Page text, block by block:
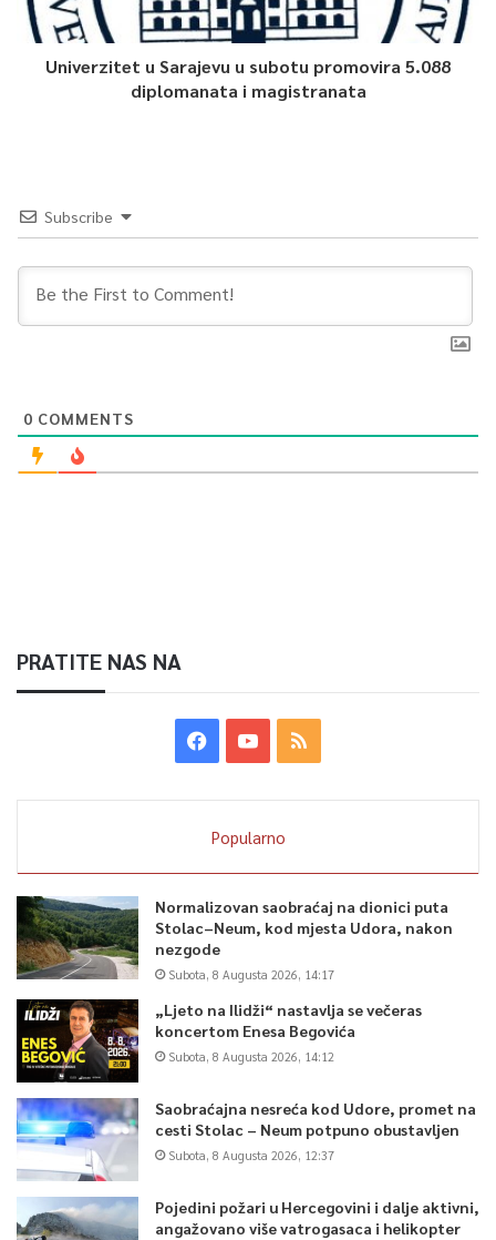
pozitivnih, njih 28 je iz medicinskog sektora, deset iz
nemedicinskog, što je 11 posto iz redova medicinskih kadrova,
pa je predstavljalo veliki udar na ekipe hitne pomoći KS –
obrazložio je Zalihić.
Od 38 PCR pozitivnih, hospitaliziranih je bilo njih osam, dodao
je.
Zavod za hitnu medicinsku pomoć je pružio zdravstvenu
zaštitu za oko 80 hiljada pacijenata od početka pandemije u
Kantonu Sarajevo, kazao je također direktor te ustanove na
0
Univerzitet u Sarajevu u subotu promovira 5.088
diplomanata i magistranata
Subscribe
0 COMMENTS
PRATITE NAS NA
Popularno
Normalizovan saobraćaj na dionici puta
Stolac–Neum, kod mjesta Udora, nakon
nezgode
Subota, 8 Augusta 2026, 14:17
„Ljeto na Ilidži“ nastavlja se večeras
koncertom Enesa Begovića
Subota, 8 Augusta 2026, 14:12
Saobraćajna nesreća kod Udore, promet na
cesti Stolac – Neum potpuno obustavljen
Subota, 8 Augusta 2026, 12:37
Pojedini požari u Hercegovini i dalje aktivni,
angažovano više vatrogasaca i helikopter